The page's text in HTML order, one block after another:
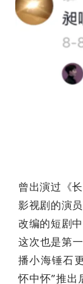
曾出演过《
影视剧的演
改编的短剧
这次也是第
播小海锤石
怀中怀”推出